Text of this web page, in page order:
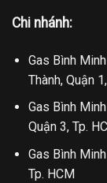
Chi nhánh:
Gas Bình
Thành, Quận
Gas Bình
Quận 3, Tp.
Gas Bình
Tp. HCM